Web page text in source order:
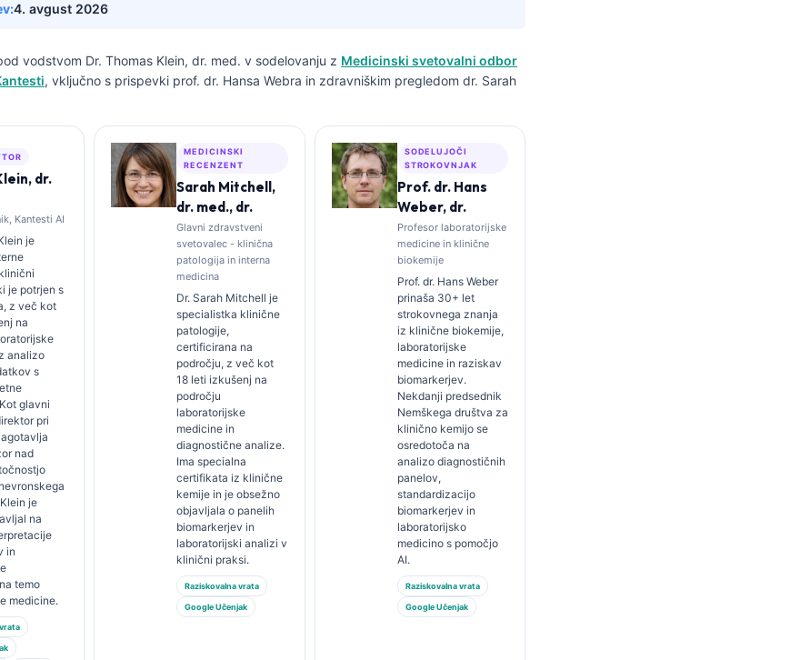
4. avgust 2026
vodstvom Dr. Thomas Klein, dr. med. v sodelovanju z Medicinski svetovalni odbor
, vključno s prispevki prof. dr. Hansa Webra in zdravniškim pregledom dr. Sarah
dr.
Kantesti AI
je
je potrjen s
z več kot
na
analizo
s
glavni
pri
nad
je
na
in
temo
medicine.
MEDICINSKI
RECENZENT
Sarah Mitchell,
dr. med., dr.
Glavni zdravstveni
svetovalec - klinična
patologija in interna
medicina
Dr. Sarah Mitchell je
specialistka klinične
patologije,
certificirana na
področju, z več kot
18 leti izkušenj na
področju
laboratorijske
medicine in
diagnostične analize.
Ima specialna
certifikata iz klinične
kemije in je obsežno
objavljala o panelih
biomarkerjev in
laboratorijski analizi v
klinični praksi.
Raziskovalna vrata
Google Učenjak
SODELUJOČI
STROKOVNJAK
Prof. dr. Hans
Weber, dr.
Profesor laboratorijske
medicine in klinične
biokemije
Prof. dr. Hans Weber
prinaša 30+ let
strokovnega znanja
iz klinične biokemije,
laboratorijske
medicine in raziskav
biomarkerjev.
Nekdanji predsednik
Nemškega društva za
klinično kemijo se
osredotoča na
analizo diagnostičnih
panelov,
standardizacijo
biomarkerjev in
laboratorijsko
medicino s pomočjo
AI.
Raziskovalna vrata
Google Učenjak